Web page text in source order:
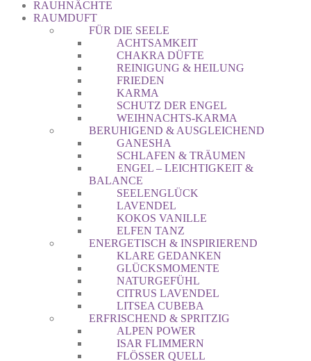
RAUHNÄCHTE
RAUMDUFT
FÜR DIE SEELE
ACHTSAMKEIT
CHAKRA DÜFTE
REINIGUNG & HEILUNG
FRIEDEN
KARMA
SCHUTZ DER ENGEL
WEIHNACHTS-KARMA
BERUHIGEND & AUSGLEICHEND
GANESHA
SCHLAFEN & TRÄUMEN
ENGEL – LEICHTIGKEIT &
BALANCE
SEELENGLÜCK
LAVENDEL
KOKOS VANILLE
ELFEN TANZ
ENERGETISCH & INSPIRIEREND
KLARE GEDANKEN
GLÜCKSMOMENTE
NATURGEFÜHL
CITRUS LAVENDEL
LITSEA CUBEBA
ERFRISCHEND & SPRITZIG
ALPEN POWER
ISAR FLIMMERN
FLÖSSER QUELL